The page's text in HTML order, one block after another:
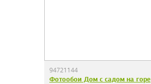
94721144
Фотообои Дом с садом на горе